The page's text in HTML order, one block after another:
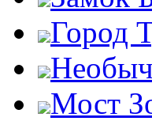
Город
Мост